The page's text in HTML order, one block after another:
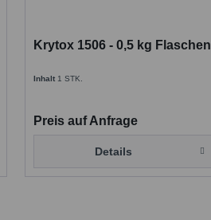
Krytox 1506 - 0,5 kg Flaschen
Inhalt 1 STK.
Preis auf Anfrage
Details